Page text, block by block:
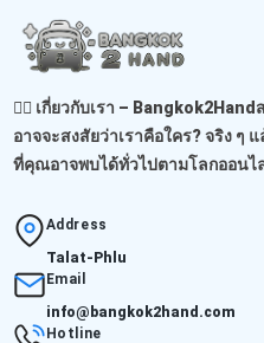
🙋‍♂️ เกี่ยวกับเรา –
อาจจะสงสัยว่าเราคือใคร? จริง ๆ
ที่คุณอาจพบได้ทั่วไปตามโลกออน
Address
Talat-Phlu
Email
info@bangkok2hand.com
Hotline